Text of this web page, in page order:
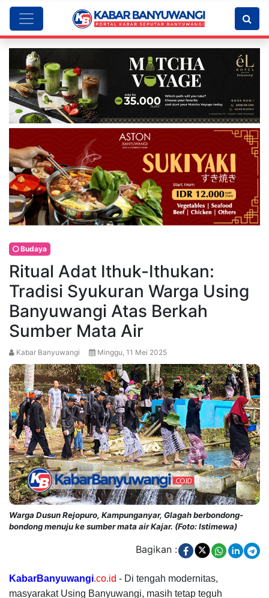
Budaya
Ritual Adat Ithuk-Ithukan:
Tradisi Syukuran Warga Using
Banyuwangi Atas Berkah
Sumber Mata Air
Kabar Banyuwangi Minggu, 11 Mei 2025
Warga Dusun Rejopuro, Kampunganyar, Glagah berbondong-
bondong menuju ke sumber mata air Kajar. (Foto: Istimewa)
Bagikan :
KabarBanyuwangi.co.id - Di tengah modernitas,
masyarakat Using Banyuwangi, masih tetap teguh